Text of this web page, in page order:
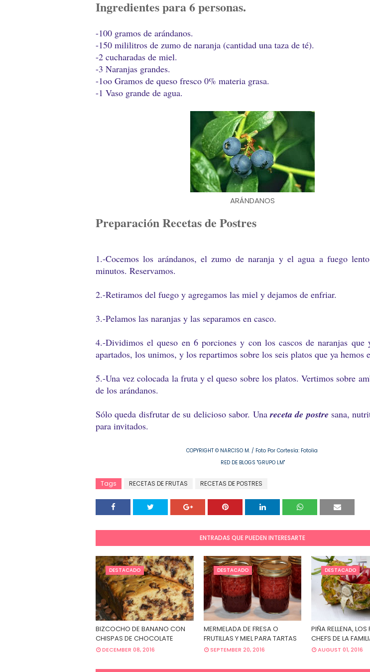
Ingredientes para 6 personas.
-100 gramos de arándanos.
-150 mililitros de zumo de naranja (cantidad una taza de té).
-2 cucharadas de miel.
-3 Naranjas grandes.
-1oo Gramos de queso fresco 0% materia grasa.
-1 Vaso grande de agua.
ARÁNDANOS
Preparación Recetas de Postres
1.-Cocemos los arándanos, el zumo de naranja y el agua a fuego
minutos. Reservamos.
2.-Retiramos del fuego y agregamos las miel y dejamos de enfriar.
3.-Pelamos las naranjas y las separamos en casco.
4.-Dividimos el queso en 6 porciones y con los cascos de naranjas que
apartados, los unimos, y los repartimos sobre los seis platos que ya hemos
5.-Una vez colocada la fruta y el queso sobre los platos. Vertimos sobre
de los arándanos.
Sólo queda disfrutar de su delicioso sabor. Unareceta de postre sana,
para invitados.
COPYRIGHT © NARCISO M. / Foto Por Cortesía: Fotolia
RED DE BLOGS "GRUPO LM"
Tags RECETAS DE FRUTAS RECETAS DE POSTRES
ENTRADAS QUE PUEDEN INTERESARTE
DESTACADO
BIZCOCHO DE BANANO CON
CHISPAS DE CHOCOLATE
DECEMBER 08, 2016
DESTACADO
MERMELADA DE FRESA O
FRUTILLAS Y MIEL PARA TARTAS
SEPTEMBER 20, 2016
DESTACADO
PIÑA RELLENA,
CHEFS DE LA
AUGUST 01, 2016